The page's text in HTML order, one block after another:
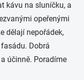
kávu na sluníčku, a
opeřenými
dělají nepořádek,
Dobrá
účinně. Poradíme